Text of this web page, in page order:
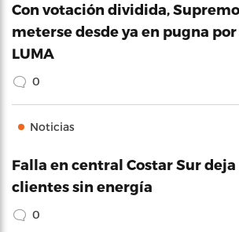
Con votación dividida,
meterse desde ya en pugna
LUMA
0
Noticias
Falla en central Costar Sur
clientes sin energía
0